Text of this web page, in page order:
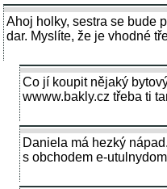
Ahoj holky, sestra se bude
dar. Myslíte, že je vhodné
Co jí koupit nějaký
wwww.bakly.cz třeba ti
Daniela má hezký
s obchodem e-